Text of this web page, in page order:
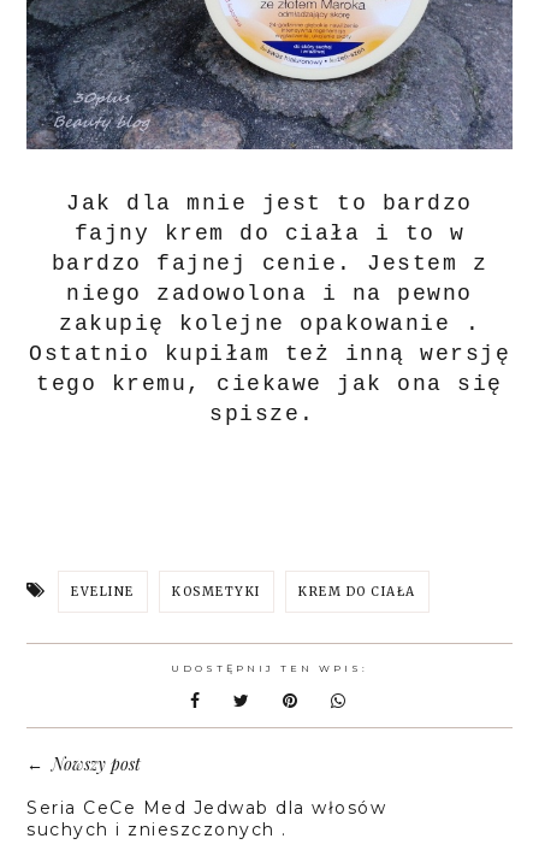
Jak dla mnie jest to bardzo
fajny krem do ciała i to w
bardzo fajnej cenie. Jestem z
niego zadowolona i na pewno
zakupię kolejne opakowanie .
Ostatnio kupiłam też inną wersję
tego kremu, ciekawe jak ona się
spisze.
EVELINE KOSMETYKI KREM DO CIAŁA
UDOSTĘPNIJ TEN WPIS:
←Nowszy post
Seria CeCe Med Jedwab dla włosów
suchych i znieszczonych .